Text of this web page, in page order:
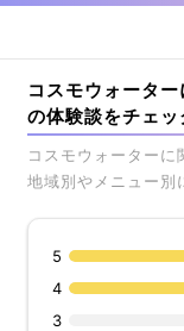
コスモウォータ
の体験談をチェッ
コスモウォーターに
地域別やメニュー別
5
4
3